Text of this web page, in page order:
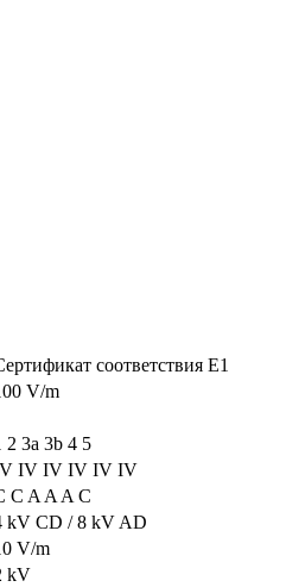
соответствия Е1
V/m
2 3a 3b 4 5
IV IV IV IV IV
C A A A C
kV CD / 8 kV AD
V/m
kV